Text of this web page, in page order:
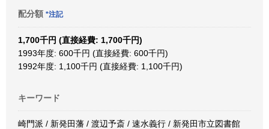
配分額 *注記
1,700千円 (直接経費: 1,700千円)
1993年度: 600千円 (直接経費: 600千円)
1992年度: 1,100千円 (直接経費: 1,100千円)
キーワード
崎門派 / 新発田藩 / 渡辺予斎 / 速水義行 / 新発田市立図書館